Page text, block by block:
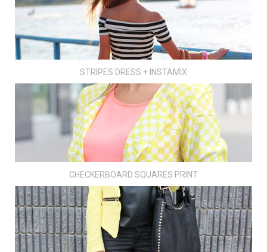
STRIPES DRESS + INSTAMIX
CHECKERBOARD SQUARES PRINT